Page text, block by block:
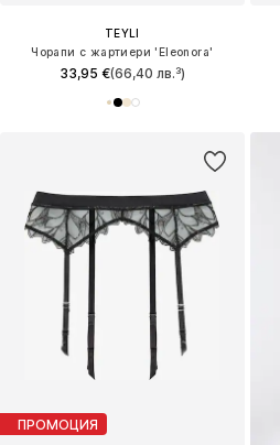
TEYLI
Чорапи с жартиери 'Eleonora'
33,95 €(66,40 лв.³)
ПРОМОЦИЯ